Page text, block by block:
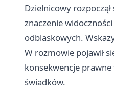
Dzielnicowy
znaczenie
odblaskowych.
W rozmowie pojawił
konsekwencje
świadków.